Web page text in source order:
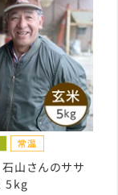
石山さんのササ
5kg